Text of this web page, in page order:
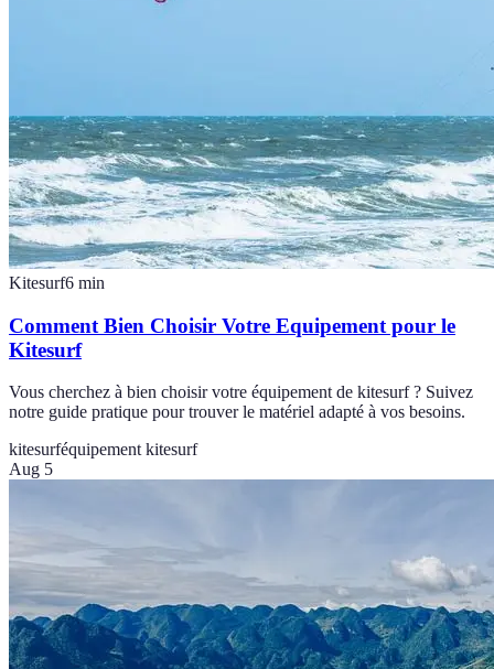
Kitesurf6 min
Comment Bien Choisir Votre Equipement pour le
Kitesurf
Vous cherchez à bien choisir votre équipement de kitesurf ? Suivez
notre guide pratique pour trouver le matériel adapté à vos besoins.
kitesurféquipement kitesurf
Aug 5